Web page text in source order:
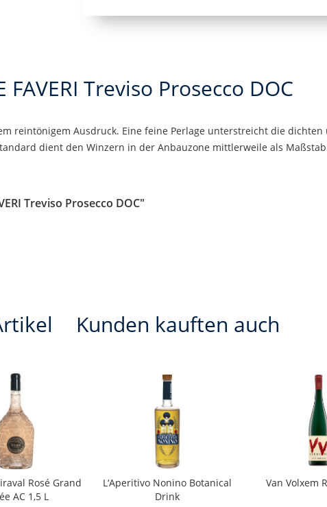
FAVERI Treviso Prosecco DOC
reintönigem Ausdruck. Eine feine Perlage unterstreicht die dichten
dient den Winzern in der Anbauzone mittlerweile als
Treviso Prosecco DOC"
Kunden kauften auch
Rosé Grand
AC 1,5 L
L‘Aperitivo Nonino Botanical
Drink
Van Volxem